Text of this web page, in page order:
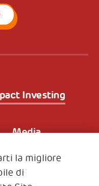
Investing
Media
la migliore
di